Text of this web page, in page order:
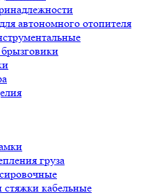
автономного отопителя
груза
кабельные